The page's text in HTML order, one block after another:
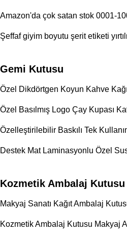
Amazon'da çok satan stok 0001-
Şeffaf giyim boyutu şerit etiketi
Gemi Kutusu
Özel Dikdörtgen Koyun Kahve
Özel Basılmış Logo Çay Kupası
Özelleştirilebilir Baskılı Tek
Destek Mat Laminasyonlu Özel
Kozmetik Ambalaj Kutusu
Makyaj Sanatı Kağıt Ambalaj
Kozmetik Ambalaj Kutusu Makyaj